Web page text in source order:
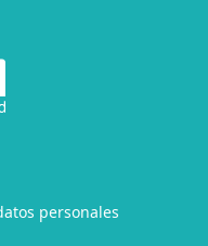
personales